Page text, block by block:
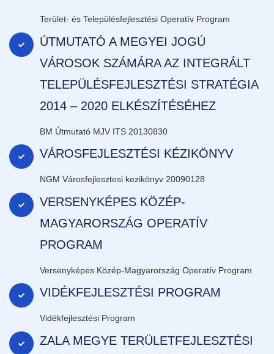
Terület- és Településfejlesztési Operatív Program
ÚTMUTATÓ A MEGYEI JOGÚ
VÁROSOK SZÁMÁRA AZ INTEGRÁLT
TELEPÜLÉSFEJLESZTÉSI STRATÉGIA
2014 – 2020 ELKÉSZÍTÉSÉHEZ
BM Útmutató MJV ITS 20130830
VÁROSFEJLESZTÉSI KÉZIKÖNYV
NGM Városfejlesztesi kezikönyv 20090128
VERSENYKÉPES KÖZÉP-
MAGYARORSZÁG OPERATÍV
PROGRAM
Versenyképes Közép-Magyarország Operatív Program
VIDÉKFEJLESZTÉSI PROGRAM
Vidékfejlesztési Program
ZALA MEGYE TERÜLETFEJLESZTÉSI